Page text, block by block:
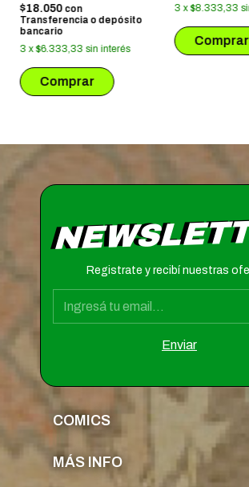
$18.050 con
Transferencia o depósito
bancario
3 x$6.333,33 sin interés
3 x$8.333,33
Registrate y recibí nuestras
COMICS
MÁS INFO